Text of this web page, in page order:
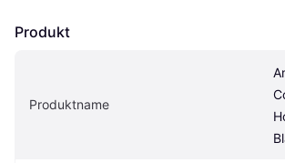
Produkt
Produktname